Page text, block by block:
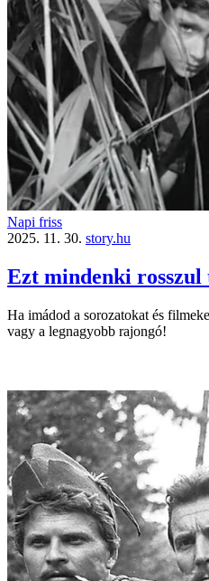
Napi friss
2025. 11. 30. story.hu
Ezt mindenki
Ha imádod a sorozatokat és
vagy a legnagyobb rajongó!